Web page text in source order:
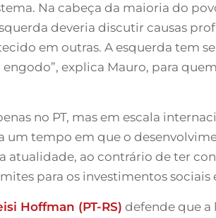
Na cabeça da maioria do
deveria discutir causas
em outras. A esquerda tem
explica Mauro, para
no PT, mas em escala
um tempo em que o
atualidade, ao contrário de ter
para os investimentos sociais
Hoffman (PT-RS) defende que a